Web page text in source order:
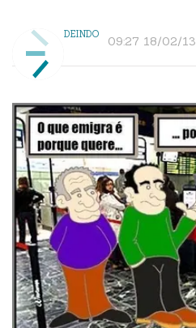
DEINDO 09:27 18/02/13